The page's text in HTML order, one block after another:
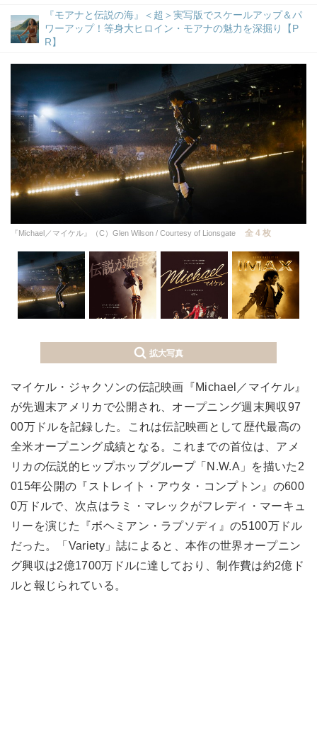
『モアナと伝説の海』＜超＞実写版でスケールアップ＆パ
ワーアップ！等身大ヒロイン・モアナの魅力を深掘り【P
R】
『Michael／マイケル』（C）Glen Wilson / Courtesy of Lionsgate 全 4 枚
拡大写真
マイケル・ジャクソンの伝記映画『Michael／マイケル』
が先週末アメリカで公開され、オープニング週末興収97
00万ドルを記録した。これは伝記映画として歴代最高の
全米オープニング成績となる。これまでの首位は、アメ
リカの伝説的ヒップホップグループ「N.W.A」を描いた2
015年公開の『ストレイト・アウタ・コンプトン』の600
0万ドルで、次点はラミ・マレックがフレディ・マーキュ
リーを演じた『ボヘミアン・ラプソディ』の5100万ドル
だった。「Variety」誌によると、本作の世界オープニン
グ興収は2億1700万ドルに達しており、制作費は約2億ド
ルと報じられている。